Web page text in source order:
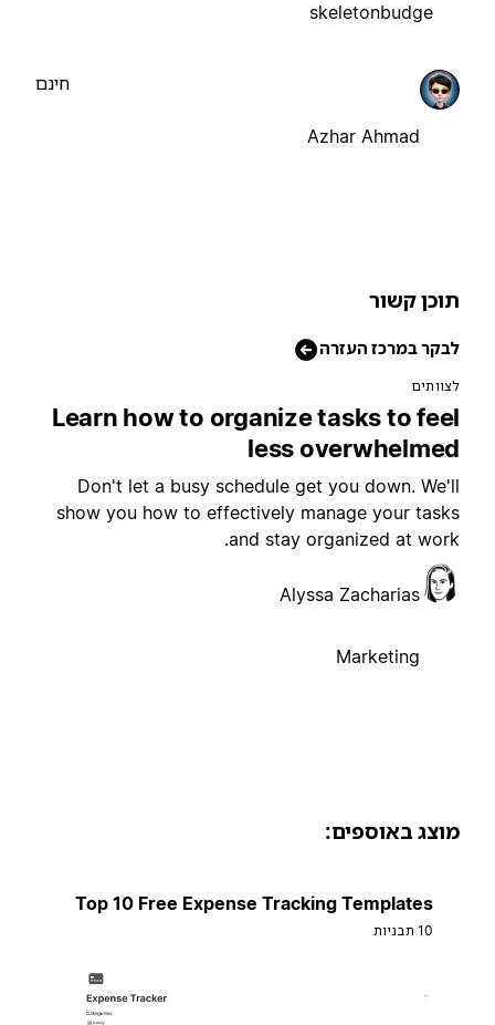
skeletonbudge
Azhar Ahmad
קשור
במרכז העזרה
Learn how to organize tasks to
less
Don't let a busy schedule get you down.
show you how to effectively manage your
and stay organized at
Alyssa Zacharias
Marketing
באוספים:
Top 10 Free Expense Tracking Templates